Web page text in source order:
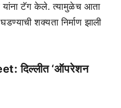
टॅग केले. त्यामुळेच आता
शक्यता निर्माण झाली
दिल्लीत ‘ऑपरेशन